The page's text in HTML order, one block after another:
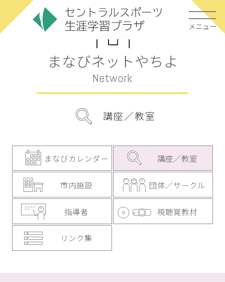
メニュー
まなびネットやちよ
Network
講座／教室
まなびカレンダー 講座／教室
市内施設 団体／サークル
指導者 視聴覚教材
リンク集